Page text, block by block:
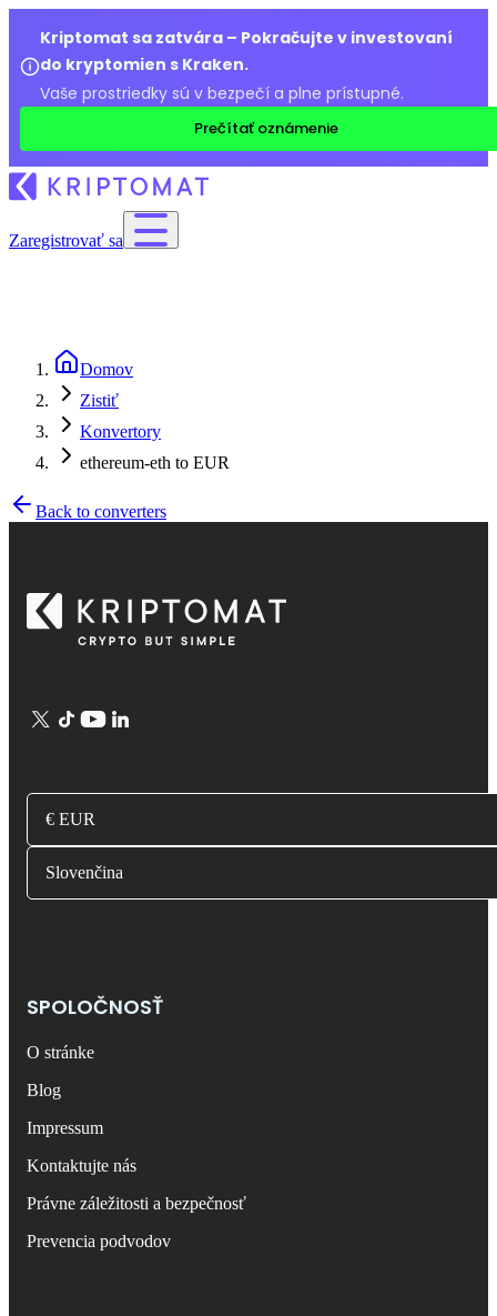
Kriptomat sa zatvára – Pokračujte v investovaní
do kryptomien s Kraken.
Vaše prostriedky sú v bezpečí a plne prístupné.
Prečítať oznámenie
Zaregistrovať sa
Domov
Zistiť
Konvertory
ethereum-eth to EUR
Back to converters
€ EUR
Slovenčina
SPOLOČNOSŤ
O stránke
Blog
Impressum
Kontaktujte nás
Právne záležitosti a bezpečnosť
Prevencia podvodov